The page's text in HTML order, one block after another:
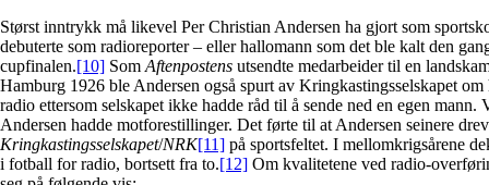
Størst inntrykk må likevel Per Christian Andersen ha gjort som
debuterte som radioreporter – eller hallomann som det ble kalt den
cupfinalen.[10] Som Aftenpostens utsendte medarbeider til en
Hamburg 1926 ble Andersen også spurt av Kringkastingsselskapet
radio ettersom selskapet ikke hadde råd til å sende ned en egen mann.
Andersen hadde motforestillinger. Det førte til at Andersen seinere
Kringkastingsselskapet/NRK[11] på sportsfeltet. I mellomkrigsårene
i fotball for radio, bortsett fra to.[12] Om kvalitetene ved radio-